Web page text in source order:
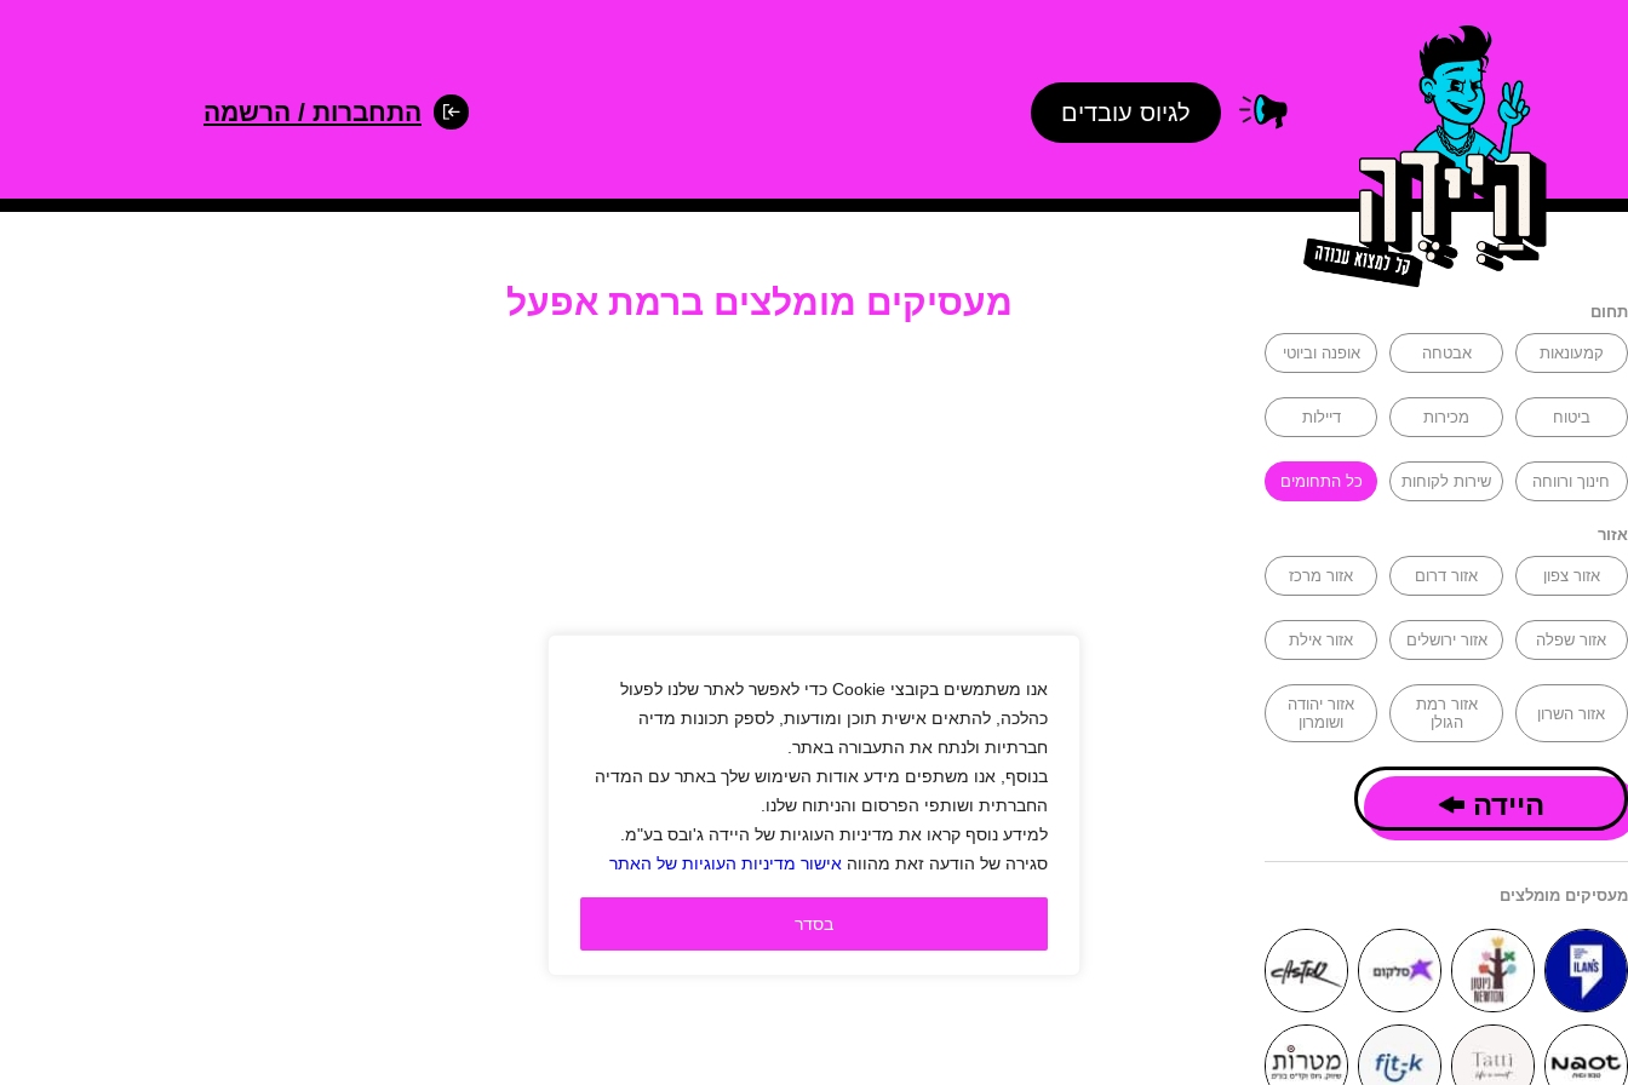
אנו משתמשים בקובצי Cookie כדי לאפשר לאתר שלנו לפעול
כהלכה, להתאים אישית תוכן ומודעות, לספק תכונות מדיה
חברתיות ולנתח את התעבורה באתר.
בנוסף, אנו משתפים מידע אודות השימוש שלך באתר עם המדיה
החברתית ושותפי הפרסום והניתוח שלנו.
למידע נוסף קראו את מדיניות העוגיות של היידה ג'ובס בע"מ.
סגירה של הודעה זאת מהווה אישור מדיניות העוגיות של האתר
בסדר
לגיוס עובדים התחברות / הרשמה
תחום
קמעונאות אבטחה אופנה וביוטי
ביטוח מכירות דיילות
חינוך ורווחה שירות לקוחות כל התחומים
אזור
אזור צפון אזור דרום אזור מרכז
אזור שפלה אזור ירושלים אזור אילת
אזור השרון
אזור רמת
הגולן
אזור יהודה
ושומרון
היידה
מעסיקים מומלצים
מעסיקים מומלצים ברמת אפעל